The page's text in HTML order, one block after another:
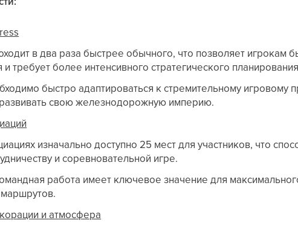
в два раза быстрее обычного, что позволяет игрокам
и требует более интенсивного стратегического
быстро адаптироваться к стремительному игровому
свою железнодорожную империю.
изначально доступно 25 мест для участников, что
и соревновательной игре.
работа имеет ключевое значение для
и атмосфера